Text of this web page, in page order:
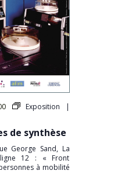
Exposition |
de synthèse
George Sand, La
ligne 12 : « Front
à mobilité